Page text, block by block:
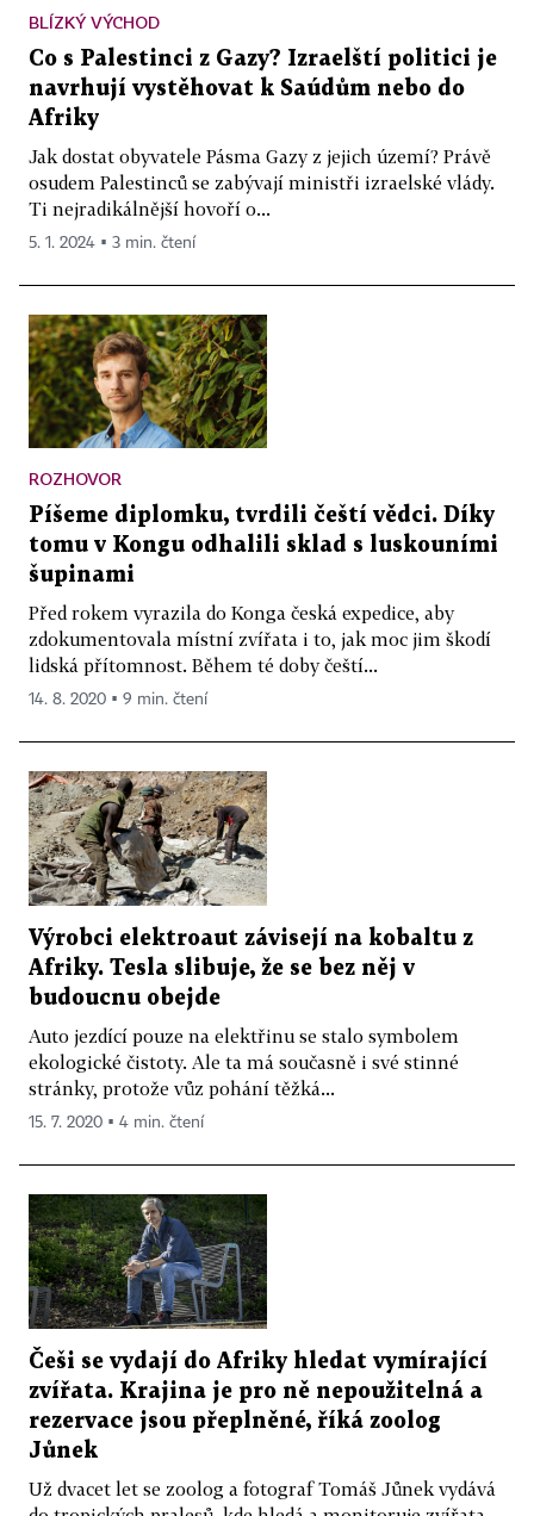
BLÍZKÝ VÝCHOD
Co s Palestinci z Gazy? Izraelští politici je
navrhují vystěhovat k Saúdům nebo do
Afriky
Jak dostat obyvatele Pásma Gazy z jejich území? Právě
osudem Palestinců se zabývají ministři izraelské vlády.
Ti nejradikálnější hovoří o...
5. 1. 2024 ▪ 3 min. čtení
ROZHOVOR
Píšeme diplomku, tvrdili čeští vědci. Díky
tomu v Kongu odhalili sklad s luskouními
šupinami
Před rokem vyrazila do Konga česká expedice, aby
zdokumentovala místní zvířata i to, jak moc jim škodí
lidská přítomnost. Během té doby čeští...
14. 8. 2020 ▪ 9 min. čtení
Výrobci elektroaut závisejí na kobaltu z
Afriky. Tesla slibuje, že se bez něj v
budoucnu obejde
Auto jezdící pouze na elektřinu se stalo symbolem
ekologické čistoty. Ale ta má současně i své stinné
stránky, protože vůz pohání těžká...
15. 7. 2020 ▪ 4 min. čtení
Češi se vydají do Afriky hledat vymírající
zvířata. Krajina je pro ně nepoužitelná a
rezervace jsou přeplněné, říká zoolog
Jůnek
Už dvacet let se zoolog a fotograf Tomáš Jůnek vydává